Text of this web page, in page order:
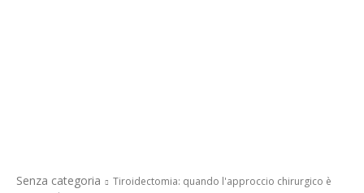
Senza categoria
Tiroidectomia: quando l'approccio chirurgico è